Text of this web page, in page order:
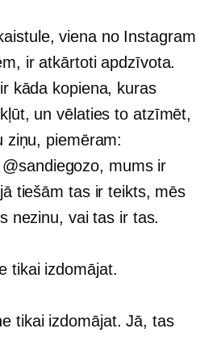
viena no Instagram
ir atkārtoti apdzīvota.
kāda kopiena, kuras
un vēlaties to atzīmēt,
ziņu, piemēram:
mums ir
tiešām tas ir teikts, mēs
nezinu, vai tas ir tas.
tikai izdomājat.
tikai izdomājat. Jā, tas